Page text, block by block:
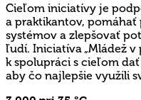
Cieľom iniciatívy je
a praktikantov,
systémov a zlepšovať
ľudí. Iniciatíva „Mládež v
k spolupráci s cieľom
aby čo najlepšie využili